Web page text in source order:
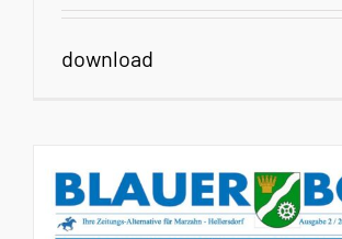
download